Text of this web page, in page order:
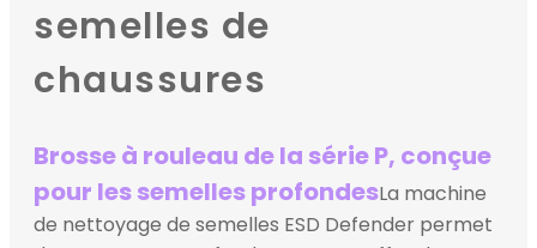
semelles de
chaussures
Brosse à rouleau de la série P, conçue
pour les semelles profondesLa machine
de nettoyage de semelles ESD Defender permet